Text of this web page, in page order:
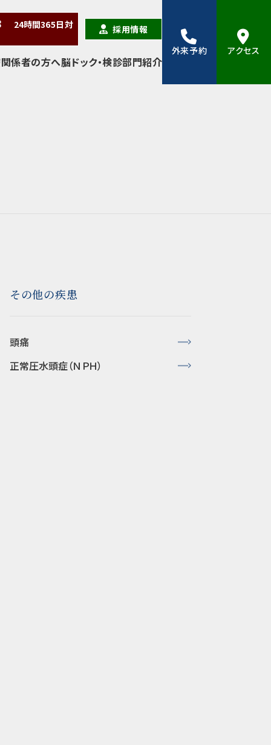
24時間365日対 採用情報
係者の方へ脳ドック・検診部門紹介
外来予約 アクセス
その他の疾患
頭痛
正常圧水頭症（ＮＰＨ）